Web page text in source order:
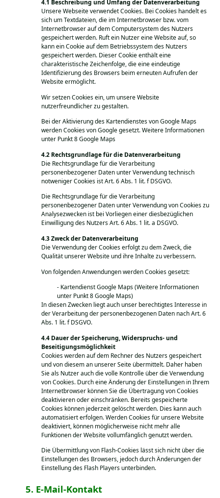
Beschreibung und Umfang der Datenverarbeitung
Unsere Webseite verwendet Cookies. Bei Cookies handelt es
sich um Textdateien, die im Internetbrowser bzw. vom
Internetbrowser auf dem Computersystem des Nutzers
gespeichert werden. Ruft ein Nutzer eine Website auf, so
kann ein Cookie auf dem Betriebssystem des Nutzers
gespeichert werden. Dieser Cookie enthält eine
charakteristische Zeichenfolge, die eine eindeutige
Identifizierung des Browsers beim erneuten Aufrufen der
Website ermöglicht.
Wir setzen Cookies ein, um unsere Website
nutzerfreundlicher zu gestalten.
Bei der Aktivierung des Kartendienstes von Google Maps
werden Cookies von Google gesetzt. Weitere Informationen
unter Punkt 8 Google Maps
Rechtsgrundlage für die Datenverarbeitung
Die Rechtsgrundlage für die Verarbeitung
personenbezogener Daten unter Verwendung technisch
notweniger Cookies ist Art. 6 Abs. 1 lit. f DSGVO.
Die Rechtsgrundlage für die Verarbeitung
personenbezogener Daten unter Verwendung von Cookies zu
Analysezwecken ist bei Vorliegen einer diesbezüglichen
Einwilligung des Nutzers Art. 6 Abs. 1 lit. a DSGVO.
Zweck der Datenverarbeitung
Die Verwendung der Cookies erfolgt zu dem Zweck, die
Qualität unserer Website und ihre Inhalte zu verbessern.
Von folgenden Anwendungen werden Cookies gesetzt:
Kartendienst Google Maps (Weitere Informationen
unter Punkt 8 Google Maps)
In diesen Zwecken liegt auch unser berechtigtes Interesse in
der Verarbeitung der personenbezogenen Daten nach Art. 6
Abs. 1 lit. f DSGVO.
Dauer der Speicherung, Widerspruchs- und
Beseitigungsmöglichkeit
Cookies werden auf dem Rechner des Nutzers gespeichert
und von diesem an unserer Seite übermittelt. Daher haben
Sie als Nutzer auch die volle Kontrolle über die Verwendung
von Cookies. Durch eine Änderung der Einstellungen in Ihrem
Internetbrowser können Sie die Übertragung von Cookies
deaktivieren oder einschränken. Bereits gespeicherte
Cookies können jederzeit gelöscht werden. Dies kann auch
automatisiert erfolgen. Werden Cookies für unsere Website
deaktiviert, können möglicherweise nicht mehr alle
Funktionen der Website vollumfänglich genutzt werden.
Die Übermittlung von Flash-Cookies lässt sich nicht über die
Einstellungen des Browsers, jedoch durch Änderungen der
Einstellung des Flash Players unterbinden.
E-Mail-Kontakt